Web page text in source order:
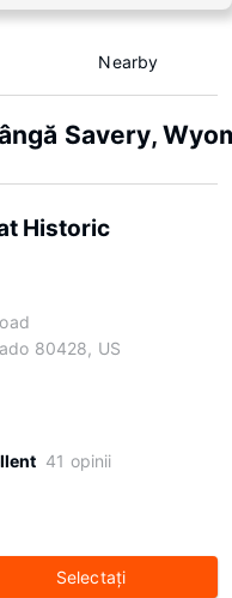
Nearby
Savery,
Historic
80428, US
41 opinii
Selectaţi